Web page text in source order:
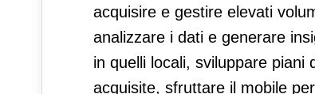
acquisire e gestire elevati
analizzare i dati e generare
in quelli locali, sviluppare piani
acquisite, sfruttare il mobile